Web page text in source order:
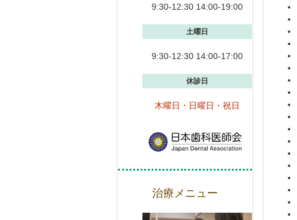
9:30-12:30 14:00-19:00
土曜日
9:30-12:30 14:00-17:00
休診日
木曜日・日曜日・祝日
治療メニュー